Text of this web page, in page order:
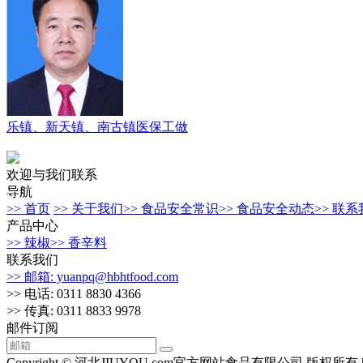
乐镇、新天镇、南古镇医保工做
欢迎与我们联系
导航
>> 首页 >> 关于我们>> 食品安全常识>> 食品安全动态>> 联系
产品中心
>> 辣椒>> 香辛料
联系我们
>> 邮箱: yuanpq@hbhtfood.com
>> 电话: 0311 8830 4366
>> 传真: 0311 8833 9978
邮件订阅